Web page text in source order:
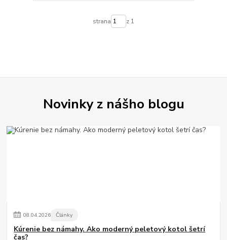
strana z 1
Novinky z nášho blogu
08.04.2026 Články
Kúrenie bez námahy. Ako moderný peletový kotol šetrí
čas?